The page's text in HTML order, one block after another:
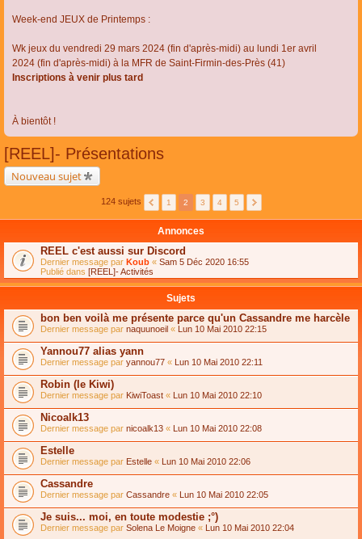
Week-end JEUX de Printemps :
Wk jeux du vendredi 29 mars 2024 (fin d'après-midi) au lundi 1er avril
2024 (fin d'après-midi) à la MFR de Saint-Firmin-des-Près (41)
Inscriptions à venir plus tard
À bientôt !
[REEL]- Présentations
Nouveau sujet
124 sujets 1 2 3 4 5
Annonces
REEL c'est aussi sur Discord
Dernier message par Koub « Sam 5 Déc 2020 16:55
Publié dans [REEL]- Activités
Sujets
bon ben voilà me présente parce qu'un Cassandre me harcèle
Dernier message par naquunoeil « Lun 10 Mai 2010 22:15
Yannou77 alias yann
Dernier message par yannou77 « Lun 10 Mai 2010 22:11
Robin (le Kiwi)
Dernier message par KiwiToast « Lun 10 Mai 2010 22:10
Nicoalk13
Dernier message par nicoalk13 « Lun 10 Mai 2010 22:08
Estelle
Dernier message par Estelle « Lun 10 Mai 2010 22:06
Cassandre
Dernier message par Cassandre « Lun 10 Mai 2010 22:05
Je suis... moi, en toute modestie ;°)
Dernier message par Solena Le Moigne « Lun 10 Mai 2010 22:04